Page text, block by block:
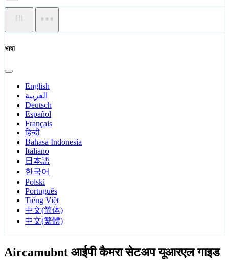
HI
भाषा
English
العربية
Deutsch
Español
Français
हिन्दी
Bahasa Indonesia
Italiano
日本語
한국어
Polski
Português
Tiếng Việt
中文(简体)
中文(繁體)
Aircamubnt आईपी कैमरा सेटअप यूआरएल गाइड